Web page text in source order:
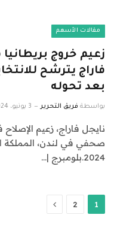
مقالات الأسهم
زعيم خروج بريطانيا
فاراج يترشح
بعد تحوله
بواسطة فريق التحرير 3 يونيو، 2024
نايجل فاراج، زعيم
2024.بلومبرج |…
1
2 التالي